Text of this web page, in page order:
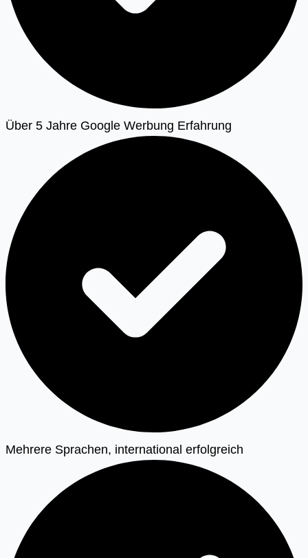
Über 5 Jahre Google Werbung Erfahrung
Mehrere Sprachen, international erfolgreich